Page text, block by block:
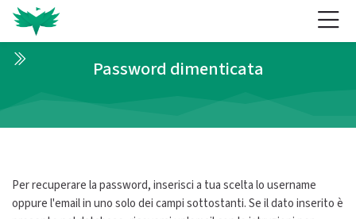
Skip to navigation
Skip to login form
Vai al contenuto principale
Skip to accessibility options
Skip to footer
Skip accessibility options
Password dimenticata
Per recuperare la password, inserisci a tua scelta lo username
oppure l'email in uno solo dei campi sottostanti. Se il dato inserito è